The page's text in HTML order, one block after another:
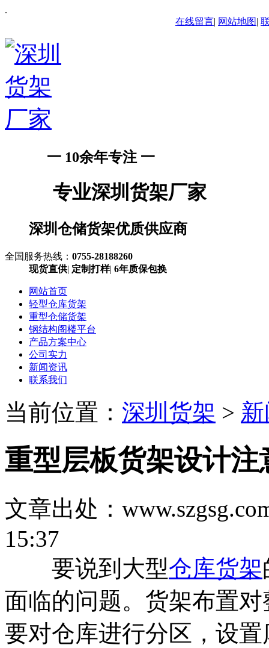
.
在线留言| 网站地图|
一 10余年专注 一
专业深圳货架厂家
深圳仓储货架优质供应商
全国服务热线： 0755-28188260
现货直供| 定制打样| 6年质保包换
网站首页
轻型仓库货架
重型仓储货架
钢结构阁楼平台
产品方案中心
公司实力
新闻资讯
联系我们
当前位置： 深圳货架 >
重型层板货架设计注
文章出处：
15:37
要说到大型仓库货架
面临的问题。货架布置
要对仓库进行分区，设